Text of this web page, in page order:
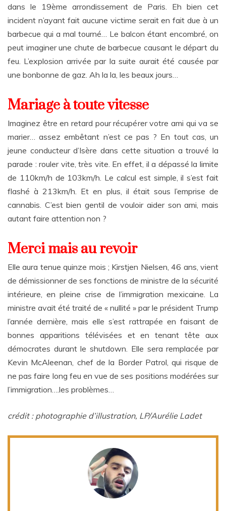
dans le 19ème arrondissement de Paris. Eh bien cet
incident n’ayant fait aucune victime serait en fait due à un
barbecue qui a mal tourné… Le balcon étant encombré, on
peut imaginer une chute de barbecue causant le départ du
feu. L’explosion arrivée par la suite aurait été causée par
une bonbonne de gaz. Ah la la, les beaux jours…
Mariage à toute vitesse
Imaginez être en retard pour récupérer votre ami qui va se
marier… assez embêtant n’est ce pas ? En tout cas, un
jeune conducteur d’Isère dans cette situation a trouvé la
parade : rouler vite, très vite. En effet, il a dépassé la limite
de 110km/h de 103km/h. Le calcul est simple, il s’est fait
flashé à 213km/h. Et en plus, il était sous l’emprise de
cannabis. C’est bien gentil de vouloir aider son ami, mais
autant faire attention non ?
Merci mais au revoir
Elle aura tenue quinze mois ; Kirstjen Nielsen, 46 ans, vient
de démissionner de ses fonctions de ministre de la sécurité
intérieure, en pleine crise de l’immigration mexicaine. La
ministre avait été traité de « nullité » par le président Trump
l’année dernière, mais elle s’est rattrapée en faisant de
bonnes apparitions télévisées et en tenant tête aux
démocrates durant le shutdown. Elle sera remplacée par
Kevin McAleenan, chef de la Border Patrol, qui risque de
ne pas faire long feu en vue de ses positions modérées sur
l’immigration….les problèmes…
crédit : photographie d’illustration, LP/Aurélie Ladet